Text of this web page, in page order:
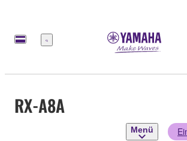
Menü
RX-A8A
Menü